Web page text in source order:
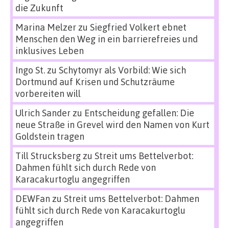
die Zukunft
Marina Melzerzu Siegfried Volkert ebnet
Menschen den Weg in ein barrierefreies und
inklusives Leben
Ingo St.zu Schytomyr als Vorbild: Wie sich
Dortmund auf Krisen und Schutzräume
vorbereiten will
Ulrich Sanderzu Entscheidung gefallen: Die
neue Straße in Grevel wird den Namen von Kurt
Goldstein tragen
Till Strucksbergzu Streit ums Bettelverbot:
Dahmen fühlt sich durch Rede von
Karacakurtoglu angegriffen
DEWFan zu Streit ums Bettelverbot: Dahmen
fühlt sich durch Rede von Karacakurtoglu
angegriffen